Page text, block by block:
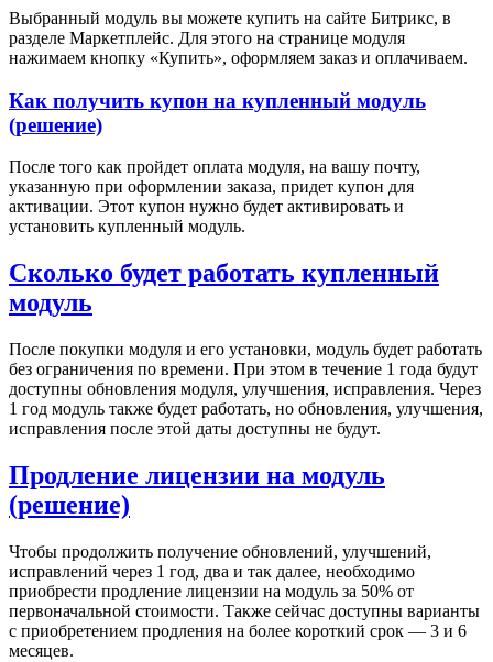
Выбранный модуль вы можете купить на сайте Битрикс, в
разделе Маркетплейс. Для этого на странице модуля
нажимаем кнопку «Купить», оформляем заказ и оплачиваем.
Как получить купон на купленный модуль
(решение)
После того как пройдет оплата модуля, на вашу почту,
указанную при оформлении заказа, придет купон для
активации. Этот купон нужно будет активировать и
установить купленный модуль.
Сколько будет работать купленный
модуль
После покупки модуля и его установки, модуль будет работать
без ограничения по времени. При этом в течение 1 года будут
доступны обновления модуля, улучшения, исправления. Через
1 год модуль также будет работать, но обновления, улучшения,
исправления после этой даты доступны не будут.
Продление лицензии на модуль
(решение)
Чтобы продолжить получение обновлений, улучшений,
исправлений через 1 год, два и так далее, необходимо
приобрести продление лицензии на модуль за 50% от
первоначальной стоимости. Также сейчас доступны варианты
с приобретением продления на более короткий срок — 3 и 6
месяцев.